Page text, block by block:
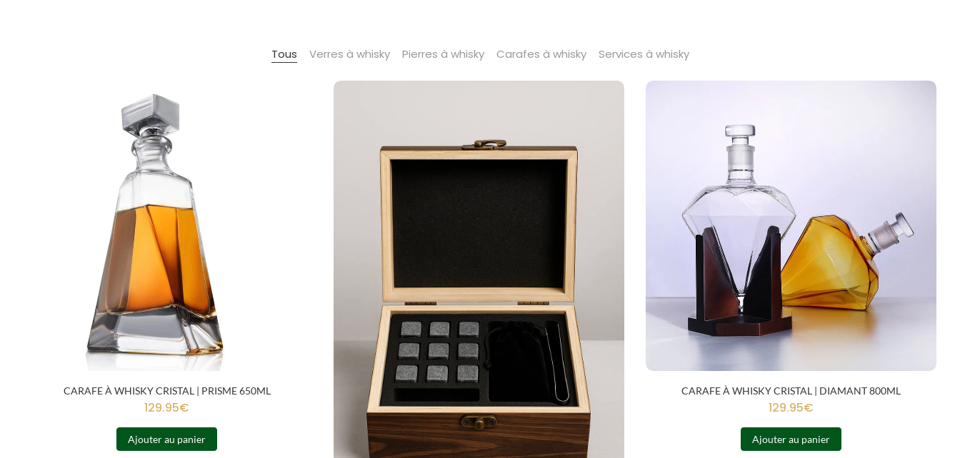
Tous Verres à whisky Pierres à whisky Carafes à whisky Services à whisky
CARAFE À WHISKY CRISTAL | PRISME 650ML
129.95€
Ajouter au panier
CARAFE À WHISKY CRISTAL | DIAMANT 800ML
129.95€
Ajouter au panier